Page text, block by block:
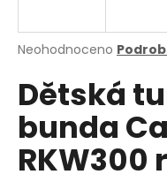
Průměrné
produktu
je
0,0
5
hvězdiček.
Neohodnoceno
Dětská
bunda
RKW300
j
t
?